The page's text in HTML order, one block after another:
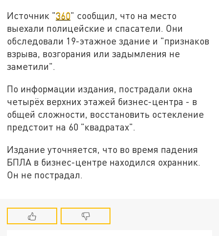
Источник "360" сообщил, что на место
выехали полицейские и спасатели. Они
обследовали 19-этажное здание и "признаков
взрыва, возгорания или задымления не
заметили".
По информации издания, пострадали окна
четырёх верхних этажей бизнес-центра - в
общей сложности, восстановить остекление
предстоит на 60 "квадратах".
Издание уточняется, что во время падения
БПЛА в бизнес-центре находился охранник.
Он не пострадал.